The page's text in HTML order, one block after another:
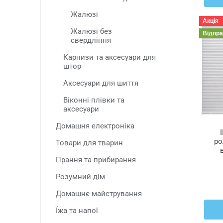
Жалюзі
Жалюзі без
свердління
Карнизи та аксесуари для
штор
Аксесуари для шиття
Віконні плівки та
аксесуари
Домашня електроніка
Товари для тварин
Прання та прибирання
Розумний дім
Домашнє майстрування
Їжа та напої
Акція